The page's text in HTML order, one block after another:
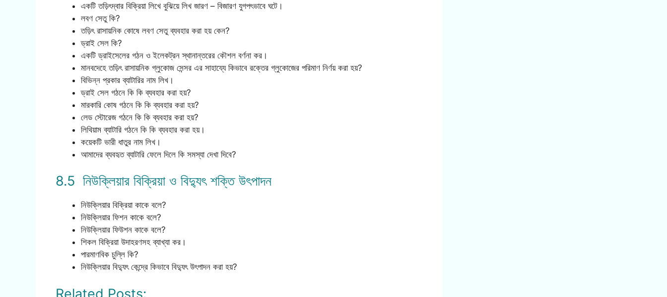
একটি তড়িৎদ্বার বিক্রিয়া লিখে বুঝিয়ে লিখ জারণ – বিজারণ যুগপৎভাবে ঘটে।
লবণ সেতু কি?
তড়িৎ রাসায়নিক কোষে লবণ সেতু ব্যবহার করা হয় কেন?
ড্রাই সেল কি?
একটি ড্রাইসেলের গঠন ও ইলেকট্রন স্থানান্তরের কৌশল বর্ণনা কর।
মানবদেহে তড়িৎ রাসায়নিক গ্লুকোজ সেন্সর এর সাহায্যে কিভাবে রক্তের গ্লুকোজের পরিমাণ নির্ণয় করা হয়?
বিভিন্ন প্রকার ব্যাটারির নাম লিখ।
ড্রাই সেল গঠনে কি কি ব্যবহার করা হয়?
মারকারি কোষ গঠনে কি কি ব্যবহার করা হয়?
লেড স্টোরেজ গঠনে কি কি ব্যবহার করা হয়?
লিথিয়াম ব্যাটারি গঠনে কি কি ব্যবহার করা হয়।
কয়েকটি ভারী ধাতুর নাম লিখ।
আমাদের ব্যবহৃত ব্যাটারি ফেলে দিলে কি সমস্যা দেখা দিবে?
8.5 নিউক্লিয়ার বিক্রিয়া ও বিদ্যুৎ শক্তি উৎপাদন
নিউক্লিয়ার বিক্রিয়া কাকে বলে?
নিউক্লিয়ার ফিশন কাকে বলে?
নিউক্লিয়ার ফিউশন কাকে বলে?
শিকল বিক্রিয়া উদাহরণসহ ব্যাখ্যা কর।
পারমাণবিক চুল্লি কি?
নিউক্লিয়ার বিদ্যুৎ কেন্দ্রে কিভাবে বিদ্যুৎ উৎপাদন করা হয়?
Related Posts: